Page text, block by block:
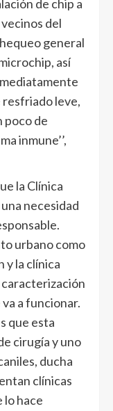
de chip a
del
general
así
resfriado leve,
poco de
inmune’’,
la Clínica
necesidad
urbano como
y la clínica
a funcionar.
que esta
cirugía y uno
ducha
clínicas
lo hace